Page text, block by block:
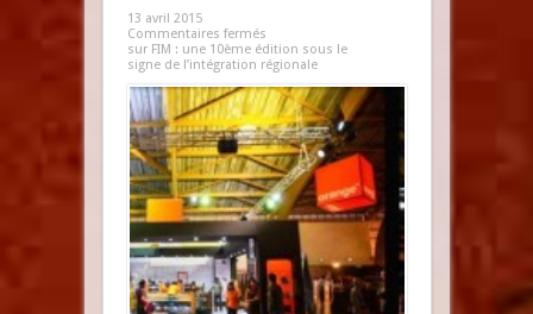
13 avril 2015
Commentaires fermés
sur FIM : une 10ème édition sous le
signe de l’intégration régionale